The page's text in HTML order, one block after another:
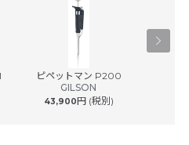
ピペットマン P200
GILSON
43,900円 (税別)